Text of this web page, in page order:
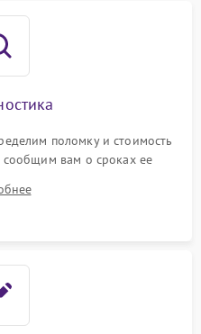
поломку и стоимость
сообщим вам о сроках ее